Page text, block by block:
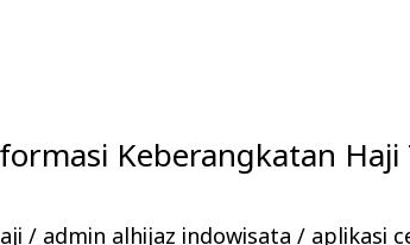
Keberangkatan Haji
/ admin alhijaz indowisata/ aplikasi